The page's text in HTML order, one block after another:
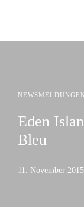
NEWSMELDUNGEN
Eden
Bleu
11. November 2015